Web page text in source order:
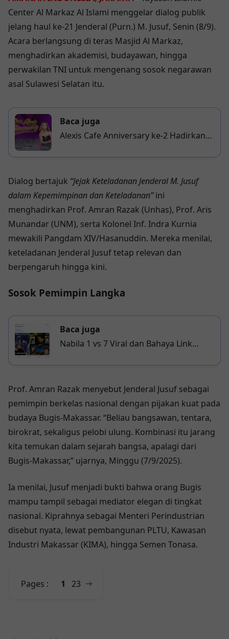
Center Al Markaz Al Islami menggelar dialog publik
jelang haul ke-21 Jenderal (Purn.) M. Jusuf, Senin (8/9).
Acara berlangsung di teras Masjid Al Markaz,
menghadirkan akademisi, budayawan, hingga
perwakilan TNI untuk mengenang sosok negarawan
asal Sulawesi Selatan itu.
Baca juga
Alexis Cafe Anniversary ke-2 Hadirkan
Dialog bertajuk “Jejak Keteladanan Jenderal M. Jusuf
dalam Kepemimpinan dan Keteladanan”ini
menghadirkan Prof. Amran Razak (Unhas), Prof. Aris
Munandar (UNM), serta Kolonel Inf. Indra Kurnia
mewakili Pangdam XIV/Hasanuddin. Mereka menilai,
keteladanan Jenderal Jusuf tetap relevan dan
berpengaruh hingga kini.
Sosok Pemimpin Langka
Baca juga
Nabila 1 vs 7 Viral dan Bahaya Link
Prof. Amran Razak menyebut Jenderal Jusuf sebagai
pemimpin berkelas nasional dengan pijakan kuat pada
budaya Bugis-Makassar. “Beliau bangsawan, tentara,
birokrat, sekaligus pelobi ulung. Kombinasi itu jarang
kita temukan dalam sejarah bangsa, apalagi dari
Bugis-Makassar,” ujarnya, Minggu (7/9/2025).
Ia menilai, Jusuf menjadi bukti bahwa orang Bugis
mampu tampil sebagai mediator elegan di tingkat
nasional. Kiprahnya sebagai Menteri Perindustrian
disebut nyata, lewat pembangunan PLTU, Kawasan
Industri Makassar (KIMA), hingga Semen Tonasa.
Pages : 1 23